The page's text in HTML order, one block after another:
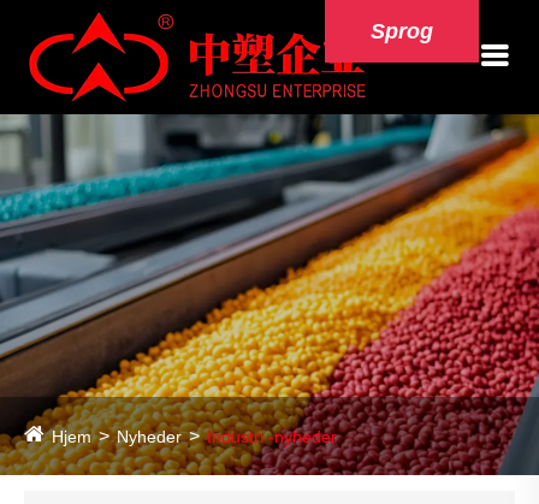
Sprog
Hjem Nyheder Industri -nyheder